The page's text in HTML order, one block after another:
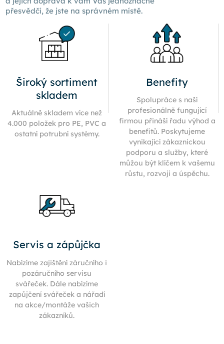
přesvědčí, že jste na správném místě.
Široký sortiment
skladem
Aktuálně skladem více než
4.000 položek pro PE, PVC a
ostatní potrubní systémy.
Benefity
Spolupráce s naší
profesionálně fungující
firmou přináší řadu výhod a
benefitů. Poskytujeme
vynikající zákaznickou
podporu a služby, které
můžou být klíčem k vašemu
růstu, rozvoji a úspěchu.
Servis a zápůjčka
Nabízíme zajištění záručního i
pozáručního servisu
svářeček. Dále nabízíme
zapůjčení svářeček a nářadí
na akce/montáže vašich
zákazníků.